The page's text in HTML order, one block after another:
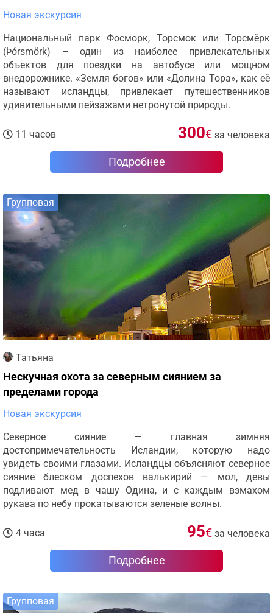
Новая экскурсия
Национальный парк Фосморк, Торсмок или Торсмёрк
(Þórsmörk) – один из наиболее привлекательных
объектов для поездки на автобусе или мощном
внедорожнике. «Земля богов» или «Долина Тора», как её
называют исландцы, привлекает путешественников
удивительными пейзажами нетронутой природы.
11 часов 300€ за человека
Подробнее
Групповая
Татьяна
Нескучная охота за северным сиянием за
пределами города
Новая экскурсия
Северное сияние — главная зимняя
достопримечательность Исландии, которую надо
увидеть своими глазами. Исландцы объясняют северное
сияние блеском доспехов валькирий — мол, девы
подливают мед в чашу Одина, и с каждым взмахом
рукава по небу прокатываются зеленые волны.
4 часа 95€ за человека
Подробнее
Групповая